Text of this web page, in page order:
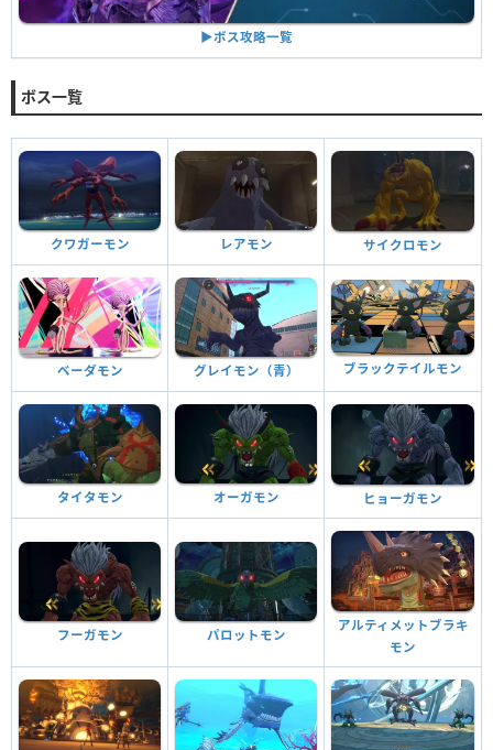
▶︎ボス攻略一覧
ボス一覧
クワガーモン レアモン サイクロモン
ベーダモン グレイモン（青） ブラックテイルモン
タイタモン オーガモン ヒョーガモン
フーガモン パロットモン
アルティメットブラキ
モン